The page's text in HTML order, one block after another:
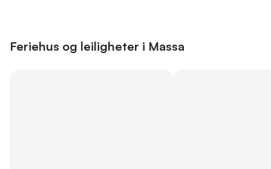
Feriehus og leiligheter i Massa